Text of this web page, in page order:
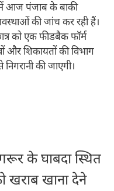
आज पंजाब के बाकी
की जांच कर रही हैं।
को एक फीडबैक फॉर्म
और शिकायतों की विभाग
की जाएगी।
के घाबदा स्थित
खराब खाना देने